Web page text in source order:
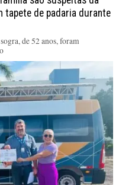
de padaria durante
de 52 anos, foram